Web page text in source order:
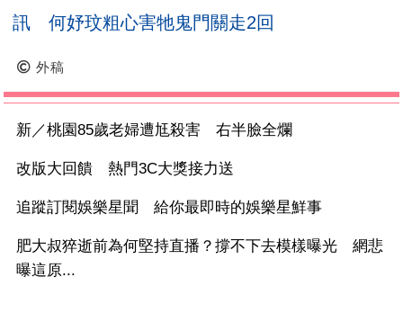
訊 何妤玟粗心害牠鬼門關走2回
外稿
新／桃園85歲老婦遭尪殺害 右半臉全爛
改版大回饋 熱門3C大獎接力送
追蹤訂閱娛樂星聞 給你最即時的娛樂星鮮事
肥大叔猝逝前為何堅持直播？撐不下去模樣曝光 網悲
曝這原...